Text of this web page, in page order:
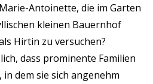
Antoinette, die im Garten
kleinen Bauernhof
Hirtin zu versuchen?
dass prominente Familien
dem sie sich angenehm